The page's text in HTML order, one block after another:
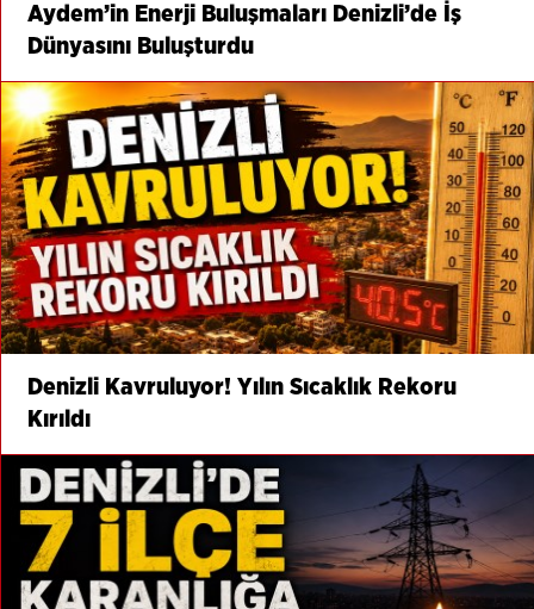
Aydem’in Enerji Buluşmaları Denizli’de İş
Dünyasını Buluşturdu
Denizli Kavruluyor! Yılın Sıcaklık Rekoru
Kırıldı